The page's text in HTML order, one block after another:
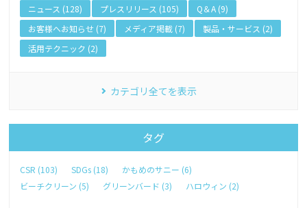
ニュース (128) プレスリリース (105)
Q＆A (9)
お客様へお知らせ (7)
メディア掲載 (7)
製品・サービス (2)
活用テクニック (2)
カテゴリ全てを表示
タグ
CSR (103) SDGs (18)
かもめのサニー (6)
ビーチクリーン (5)
グリーンバード (3) ハロウィン (2)